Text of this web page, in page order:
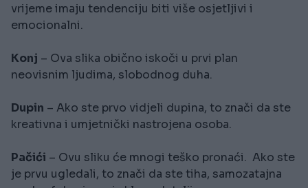
vrijeme imaju tendenciju biti više osjetljivi i
emocionalni.
Konj – Ova slika obično iskoči u prvi plan
neovisnim ljudima, slobodnog duha.
Dupin – Ako ste prvo vidjeli dupina, to znači da ste
kreativna i umjetnički nastrojena osoba.
Pačići – Ovu sliku će mnogi teško pronaći. Ako ste
je prvu ugledali, to znači da ste tiha, samozatajna